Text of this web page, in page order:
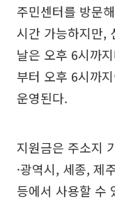
주민센터를 방문
시간 가능하지만,
날은 오후 6시까
부터 오후 6시까
운영된다.
지원금은 주소지
·광역시, 세종, 제
등에서 사용할 수